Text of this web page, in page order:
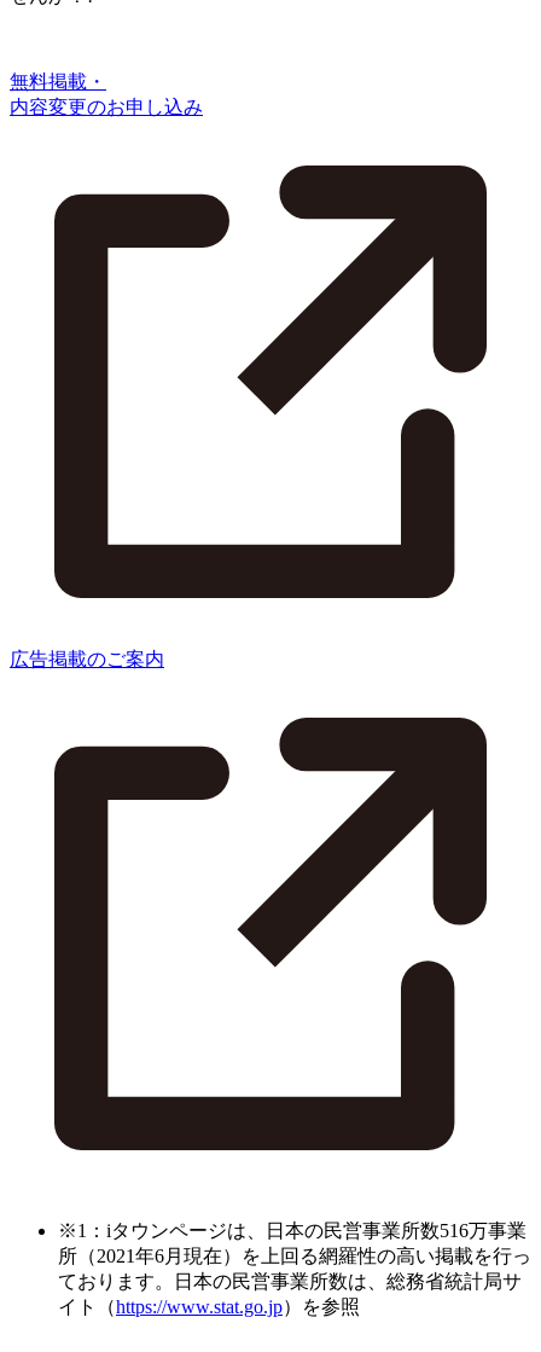
無料掲載・
内容変更のお申し込み
広告掲載のご案内
※1：iタウンページは、日本の民営事業所数516万事業
所（2021年6月現在）を上回る網羅性の高い掲載を行っ
ております。日本の民営事業所数は、総務省統計局サ
イト（https://www.stat.go.jp）を参照